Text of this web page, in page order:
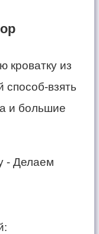
кроватку из
взять
и большие